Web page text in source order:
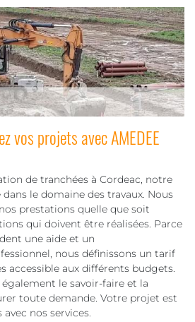
vos projets avec AMEDEE
de tranchées à Cordeac, notre
le domaine des travaux. Nous
prestations quelle que soit
qui doivent être réalisées. Parce
une aide et un
nous définissons un tarif
accessible aux différents budgets.
le savoir-faire et la
toute demande. Votre projet est
nos services.